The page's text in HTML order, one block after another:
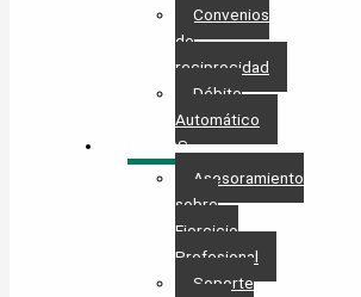
Convenios
de
reciprocidad
Débito
Automático
SERVICIOS
Asesoramiento
sobre
Ejercicio
Profesional
Soporte